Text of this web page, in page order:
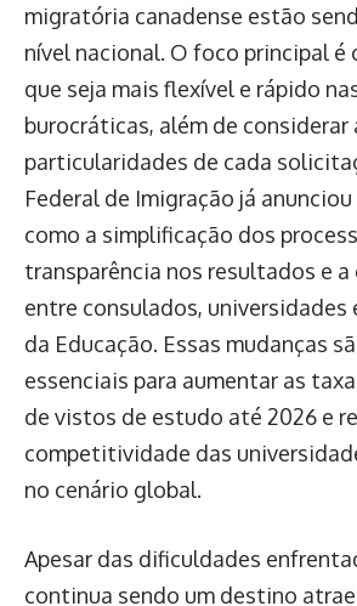
migratória canadense estão
nível nacional. O foco principal é
que seja mais flexível e rápido
burocráticas, além de considerar
particularidades de cada
Federal de Imigração já
como a simplificação dos
transparência nos resultados e a
entre consulados,
da Educação. Essas mudanças
essenciais para aumentar as
de vistos de estudo até 2026 e
competitividade das
no cenário global.
Apesar das dificuldades
continua sendo um destino